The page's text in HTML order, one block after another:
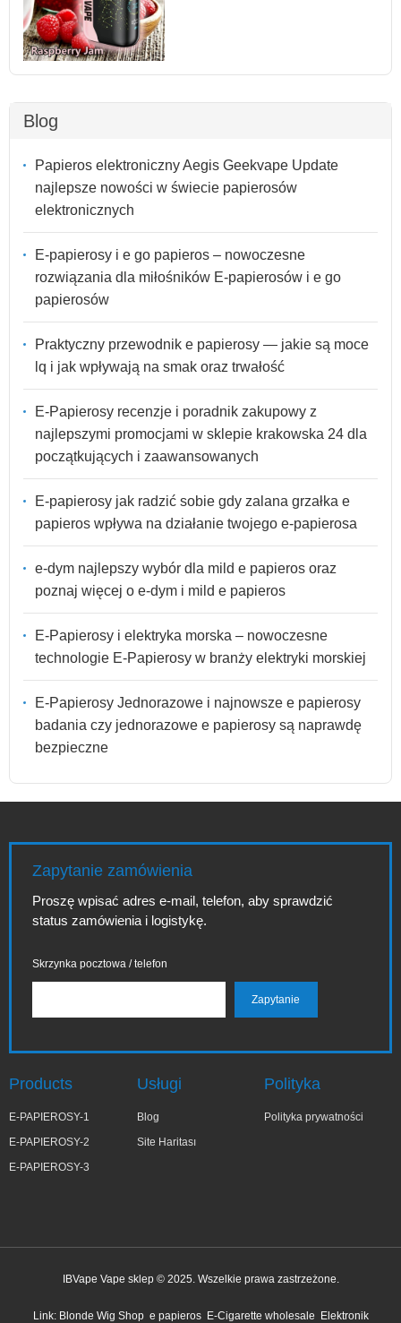
Blog
Papieros elektroniczny Aegis Geekvape Update
najlepsze nowości w świecie papierosów
elektronicznych
E-papierosy i e go papieros – nowoczesne
rozwiązania dla miłośników E-papierosów i e go
papierosów
Praktyczny przewodnik e papierosy — jakie są moce
lq i jak wpływają na smak oraz trwałość
E-Papierosy recenzje i poradnik zakupowy z
najlepszymi promocjami w sklepie krakowska 24 dla
początkujących i zaawansowanych
E-papierosy jak radzić sobie gdy zalana grzałka e
papieros wpływa na działanie twojego e-papierosa
e-dym najlepszy wybór dla mild e papieros oraz
poznaj więcej o e-dym i mild e papieros
E-Papierosy i elektryka morska – nowoczesne
technologie E-Papierosy w branży elektryki morskiej
E-Papierosy Jednorazowe i najnowsze e papierosy
badania czy jednorazowe e papierosy są naprawdę
bezpieczne
Zapytanie zamówienia
Proszę wpisać adres e-mail, telefon, aby sprawdzić
status zamówienia i logistykę.
Skrzynka pocztowa / telefon
Products
E-PAPIEROSY-1
E-PAPIEROSY-2
E-PAPIEROSY-3
Usługi
Blog
Site Haritası
Polityka
Polityka prywatności
IBVape Vape sklep © 2025. Wszelkie prawa zastrzeżone.
Link: Blonde Wig Shop e papieros E-Cigarette wholesale Elektronik